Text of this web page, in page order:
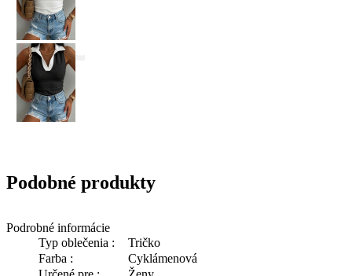
Podrobné informácie
Typ oblečenia :
Tričko
Farba :
Cyklámenová
Podobné produkty